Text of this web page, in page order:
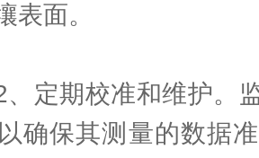
表面。
期校准和维护。监
确保其测量的数据